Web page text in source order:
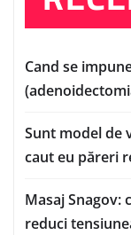
Cand se
Sunt model de
caut eu păreri
Masaj Snagov:
reduci